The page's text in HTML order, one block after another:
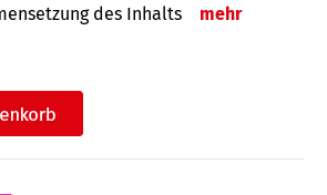
des Inhalts mehr